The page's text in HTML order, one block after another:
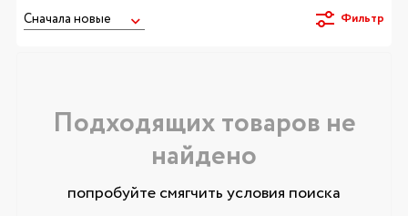
Фильтр
Подходящих товаров не
найдено
попробуйте смягчить условия поиска